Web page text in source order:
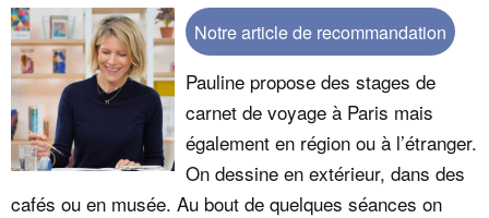
Notre article de recommandation
Pauline propose des stages de
carnet de voyage à Paris mais
également en région ou à l’étranger.
On dessine en extérieur, dans des
cafés ou en musée. Au bout de quelques séances on